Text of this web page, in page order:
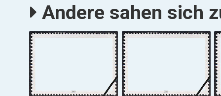
Andere sahen sich